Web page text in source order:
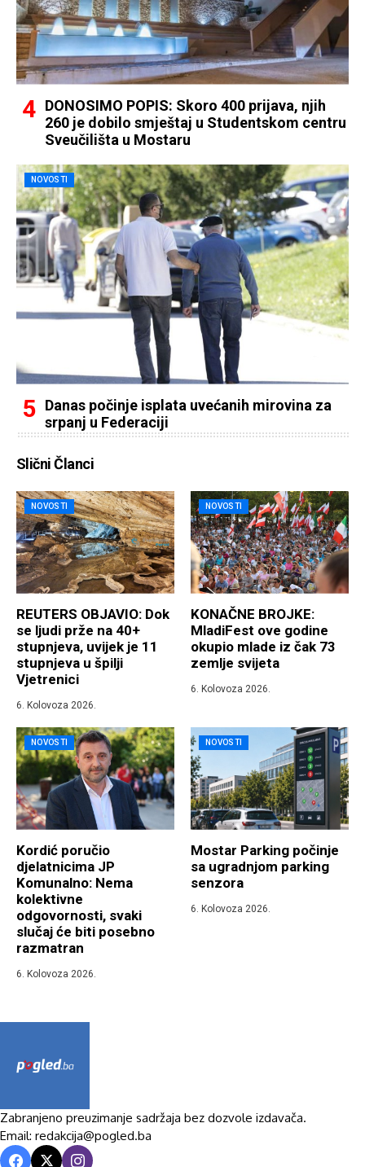
DONOSIMO POPIS: Skoro 400 prijava, njih
260 je dobilo smještaj u Studentskom centru
Sveučilišta u Mostaru
NOVOSTI
Danas počinje isplata uvećanih mirovina za
srpanj u Federaciji
Slični Članci
NOVOSTI
REUTERS OBJAVIO: Dok
se ljudi prže na 40+
stupnjeva, uvijek je 11
stupnjeva u špilji
Vjetrenici
6. Kolovoza 2026.
NOVOSTI
KONAČNE BROJKE:
MladiFest ove godine
okupio mlade iz čak 73
zemlje svijeta
6. Kolovoza 2026.
NOVOSTI
Kordić poručio
djelatnicima JP
Komunalno: Nema
kolektivne
odgovornosti, svaki
slučaj će biti posebno
razmatran
6. Kolovoza 2026.
NOVOSTI
Mostar Parking počinje
sa ugradnjom parking
senzora
6. Kolovoza 2026.
Zabranjeno preuzimanje sadržaja bez dozvole izdavača.
Email: redakcija@pogled.ba